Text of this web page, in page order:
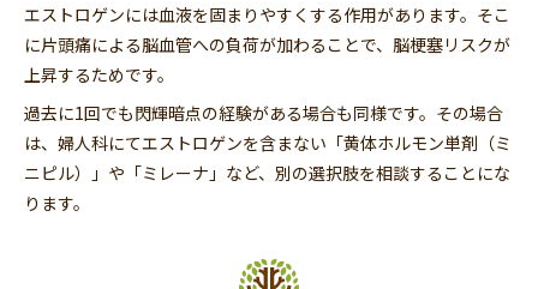
エストロゲンには血液を固まりやすくする作用があります。そこ
に片頭痛による脳血管への負荷が加わることで、脳梗塞リスクが
上昇するためです。
過去に1回でも閃輝暗点の経験がある場合も同様です。その場合
は、婦人科にてエストロゲンを含まない「黄体ホルモン単剤（ミ
ニピル）」や「ミレーナ」など、別の選択肢を相談することにな
ります。